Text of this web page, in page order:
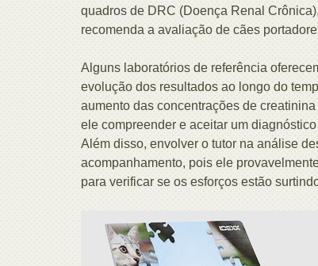
quadros de DRC (Doença Renal
recomenda a avaliação de cães
Alguns laboratórios de referência
evolução dos resultados ao longo do
aumento das concentrações de
ele compreender e aceitar um
Além disso, envolver o tutor na análise
acompanhamento, pois ele
para verificar se os esforços estão